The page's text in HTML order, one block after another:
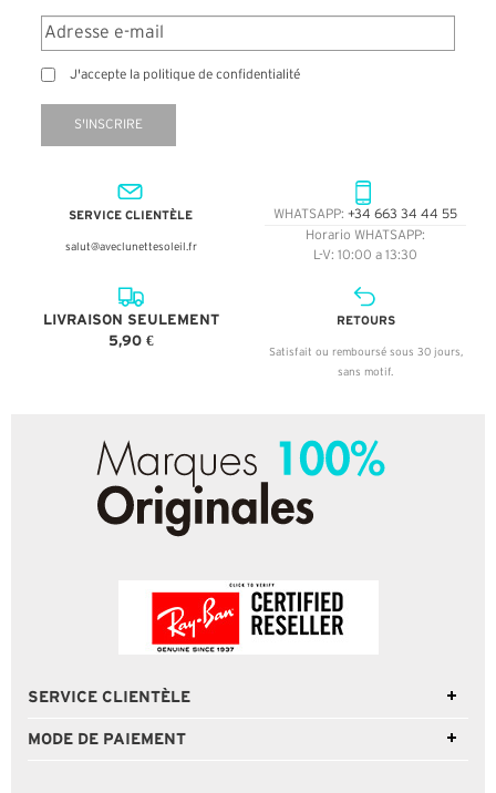
J'accepte la politique de confidentialité
S'INSCRIRE
SERVICE CLIENTÈLE
salut@aveclunettesoleil.fr
WHATSAPP: +34 663 34 44 55
Horario WHATSAPP:
L-V: 10:00 a 13:30
LIVRAISON SEULEMENT
5,90 €
RETOURS
Satisfait ou remboursé sous 30 jours,
sans motif.
SERVICE CLIENTÈLE
MODE DE PAIEMENT